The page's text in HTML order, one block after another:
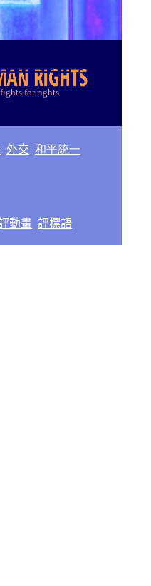
fights for rights
外交 和平統一
動畫 評標語